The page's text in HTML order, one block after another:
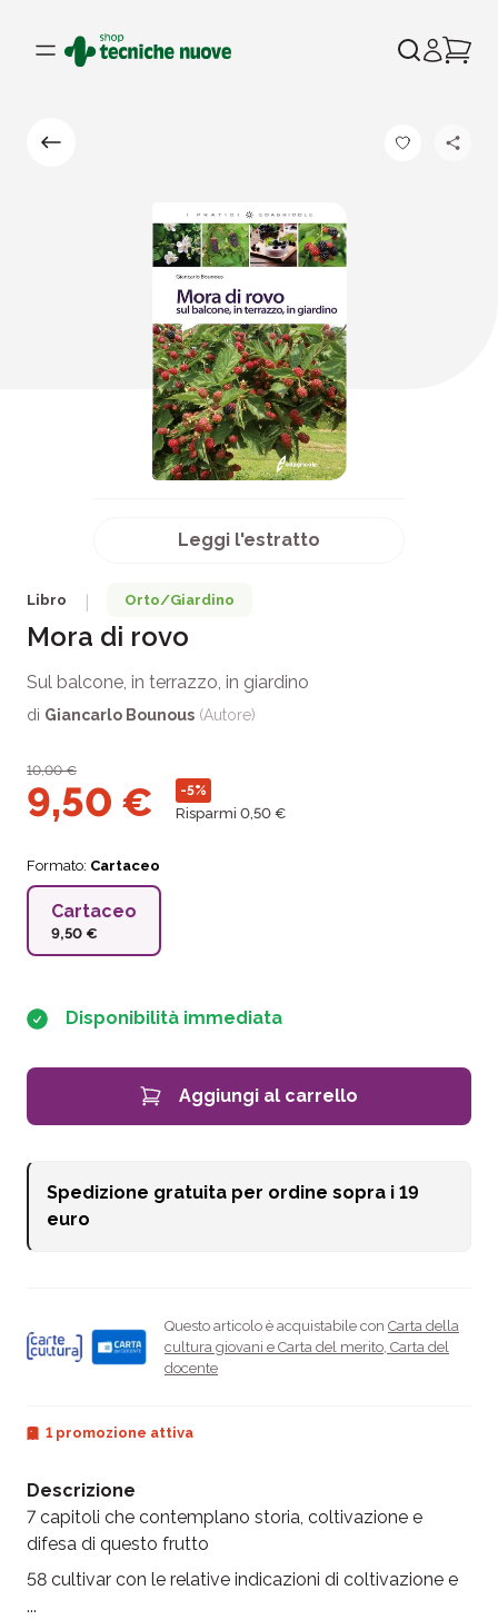
Leggi l'estratto
Libro Orto/Giardino
Mora di rovo
Sul balcone, in terrazzo, in giardino
di Giancarlo Bounous (Autore)
10,00€
9,50 € -5%
Risparmi 0,50 €
Formato: Cartaceo
Cartaceo
9,50 €
Disponibilità immediata
Aggiungi al carrello
Spedizione gratuita per ordine sopra i 19
euro
Questo articolo è acquistabile con Carta della
cultura giovani e Carta del merito, Carta del
docente
1 promozione attiva
Descrizione
7 capitoli che contemplano storia, coltivazione e
difesa di questo frutto
58 cultivar con le relative indicazioni di coltivazione e
...